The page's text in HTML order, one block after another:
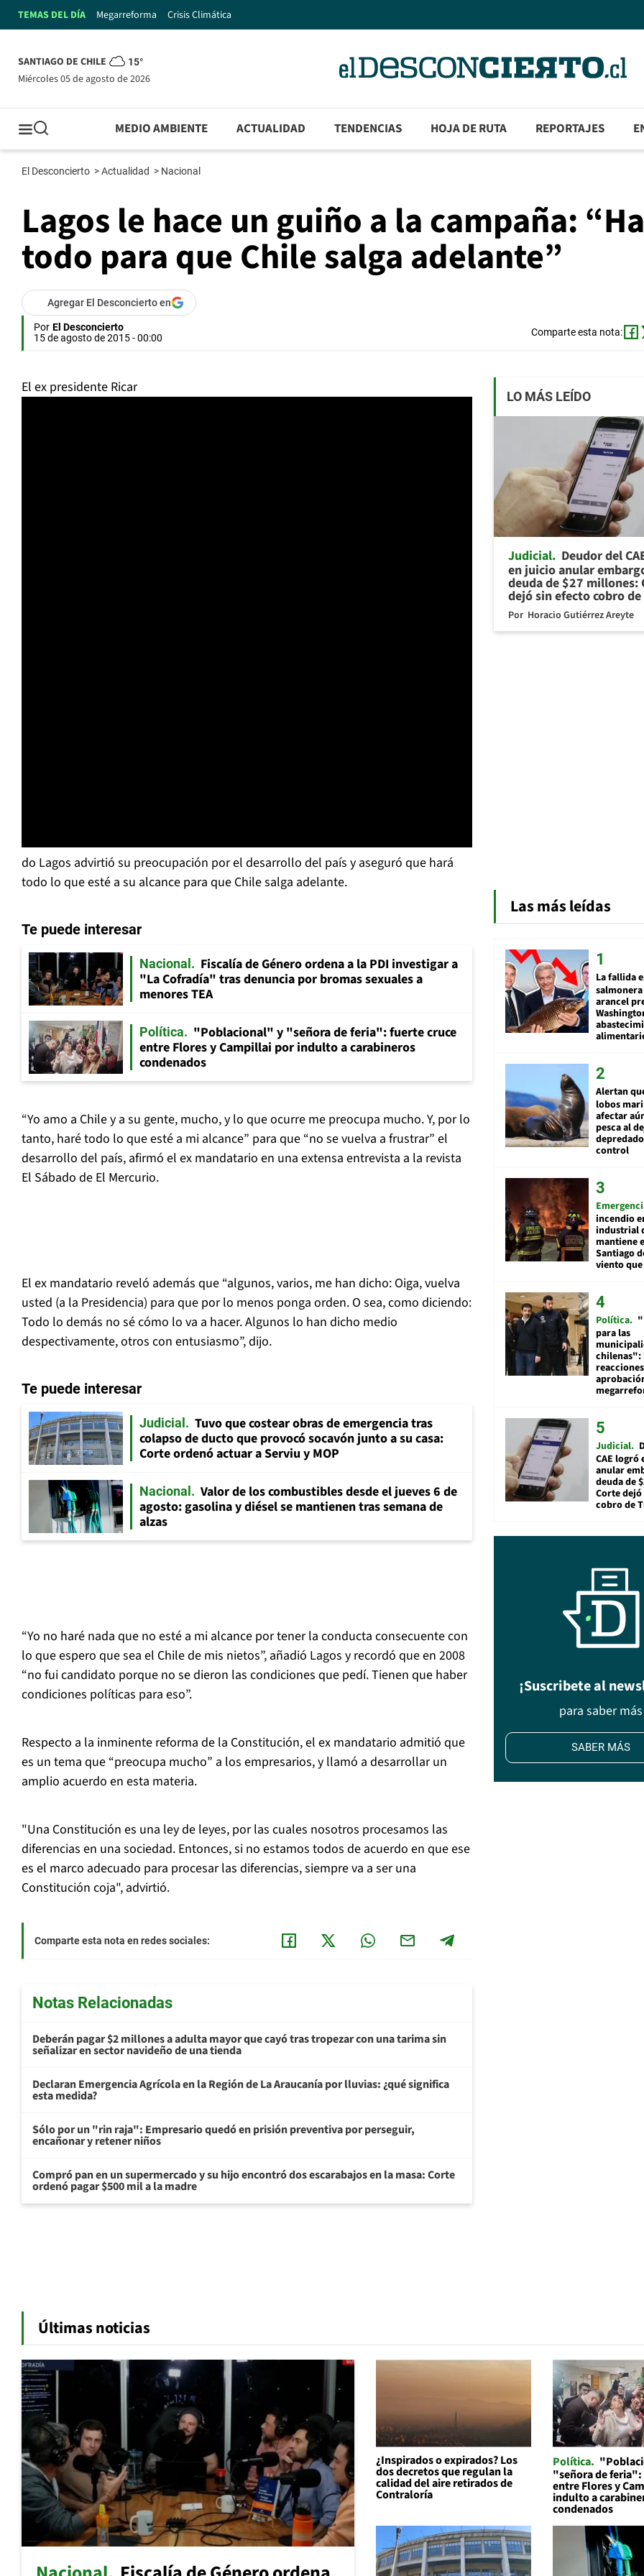
TEMAS DEL DÍA Megarreforma Crisis Climática
SANTIAGO DE CHILE 15°
miércoles 05 de agosto de 2026
MEDIO AMBIENTE ACTUALIDAD TENDENCIAS HOJA DE RUTA REPORTAJES
El Desconcierto >Actualidad > Nacional
Lagos le hace un guiño a la campaña:
todo para que Chile salga adelante”
Agregar El Desconcierto en
Por El Desconcierto
15 de agosto de 2015 - 00:00
Comparte esta nota:
El ex presidente Ricar
do Lagos advirtió su preocupación por el desarrollo del país y aseguró que hará
todo lo que esté a su alcance para que Chile salga adelante.
Te puede interesar
Nacional
Fiscalía de Género ordena a la PDI investigar a
"La Cofradía" tras denuncia por bromas sexuales a
menores TEA
Política
"Poblacional" y "señora de feria": fuerte cruce
entre Flores y Campillai por indulto a carabineros
condenados
“Yo amo a Chile y a su gente, mucho, y lo que ocurre me preocupa mucho. Y, por lo
tanto, haré todo lo que esté a mi alcance” para que “no se vuelva a frustrar” el
desarrollo del país, afirmó el ex mandatario en una extensa entrevista a la revista
El Sábado de El Mercurio.
El ex mandatario reveló además que “algunos, varios, me han dicho: Oiga, vuelva
usted (a la Presidencia) para que por lo menos ponga orden. O sea, como diciendo:
Todo lo demás no sé cómo lo va a hacer. Algunos lo han dicho medio
despectivamente, otros con entusiasmo”, dijo.
Te puede interesar
Judicial
Tuvo que costear obras de emergencia tras
colapso de ducto que provocó socavón junto a su casa:
Corte ordenó actuar a Serviu y MOP
Nacional
Valor de los combustibles desde el jueves 6 de
agosto: gasolina y diésel se mantienen tras semana de
alzas
“Yo no haré nada que no esté a mi alcance por tener la conducta consecuente con
lo que espero que sea el Chile de mis nietos”, añadió Lagos y recordó que en 2008
“no fui candidato porque no se dieron las condiciones que pedí. Tienen que haber
condiciones políticas para eso”.
Respecto a la inminente reforma de la Constitución, el ex mandatario admitió que
es un tema que “preocupa mucho” a los empresarios, y llamó a desarrollar un
amplio acuerdo en esta materia.
"Una Constitución es una ley de leyes, por las cuales nosotros procesamos las
diferencias en una sociedad. Entonces, si no estamos todos de acuerdo en que ese
es el marco adecuado para procesar las diferencias, siempre va a ser una
Constitución coja", advirtió.
Comparte esta nota en redes sociales:
Notas Relacionadas
Deberán pagar $2 millones a adulta mayor que cayó tras tropezar con una tarima sin
señalizar en sector navideño de una tienda
Declaran Emergencia Agrícola en la Región de La Araucanía por lluvias: ¿qué significa
esta medida?
Sólo por un "rin raja": Empresario quedó en prisión preventiva por perseguir,
encañonar y retener niños
Compró pan en un supermercado y su hijo encontró dos escarabajos en la masa: Corte
ordenó pagar $500 mil a la madre
LO MÁS LEÍDO
Judicial Deudor del
en juicio anular
deuda de $27 millones:
dejó sin efecto cobro de
Por Horacio Gutiérrez Areyte
Las más leídas
La fallida
arancel
Alertan
lobos
afectar
pesca al
control
incendio
industrial
mantiene
Santiago
viento que
Política
para las
chilenas":
Judicial
CAE logró
anular
deuda de
Corte
cobro de
¡Suscribete al
para saber más
SABER MÁS
Últimas noticias
¿Inspirados o expirados? Los
dos decretos que regulan la
calidad del aire retirados de
Contraloría
Política
"señora de
entre Flores y
indulto a
condenados